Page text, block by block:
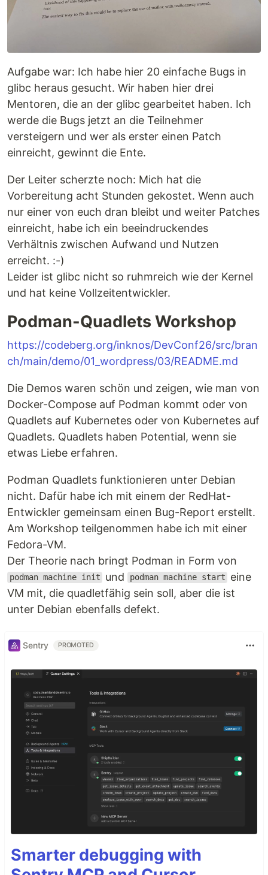
Aufgabe war: Ich habe hier 20 einfache Bugs in
glibc heraus gesucht. Wir haben hier drei
Mentoren, die an der glibc gearbeitet haben. Ich
werde die Bugs jetzt an die Teilnehmer
versteigern und wer als erster einen Patch
einreicht, gewinnt die Ente.
Der Leiter scherzte noch: Mich hat die
Vorbereitung acht Stunden gekostet. Wenn auch
nur einer von euch dran bleibt und weiter Patches
einreicht, habe ich ein beeindruckendes
Verhältnis zwischen Aufwand und Nutzen
erreicht. :-)
Leider ist glibc nicht so ruhmreich wie der Kernel
und hat keine Vollzeitentwickler.
Podman-Quadlets Workshop
https://codeberg.org/inknos/DevConf26/src/bran
ch/main/demo/01_wordpress/03/README.md
Die Demos waren schön und zeigen, wie man von
Docker-Compose auf Podman kommt oder von
Quadlets auf Kubernetes oder von Kubernetes auf
Quadlets. Quadlets haben Potential, wenn sie
etwas Liebe erfahren.
Podman Quadlets funktionieren unter Debian
nicht. Dafür habe ich mit einem der RedHat-
Entwickler gemeinsam einen Bug-Report erstellt.
Am Workshop teilgenommen habe ich mit einer
Fedora-VM.
Der Theorie nach bringt Podman in Form von
podman machine init und podman machine start
eine
VM mit, die quadletfähig sein soll, aber die ist
unter Debian ebenfalls defekt.
Sentry PROMOTED
Smarter debugging with